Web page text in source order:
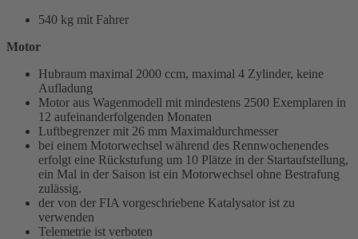
540 kg mit Fahrer
Motor
Hubraum maximal 2000 ccm, maximal 4 Zylinder, keine
Aufladung
Motor aus Wagenmodell mit mindestens 2500 Exemplaren in
12 aufeinanderfolgenden Monaten
Luftbegrenzer mit 26 mm Maximaldurchmesser
bei einem Motorwechsel während des Rennwochenendes
erfolgt eine Rückstufung um 10 Plätze in der Startaufstellung,
ein Mal in der Saison ist ein Motorwechsel ohne Bestrafung
zulässig.
der von der FIA vorgeschriebene Katalysator ist zu
verwenden
Telemetrie ist verboten